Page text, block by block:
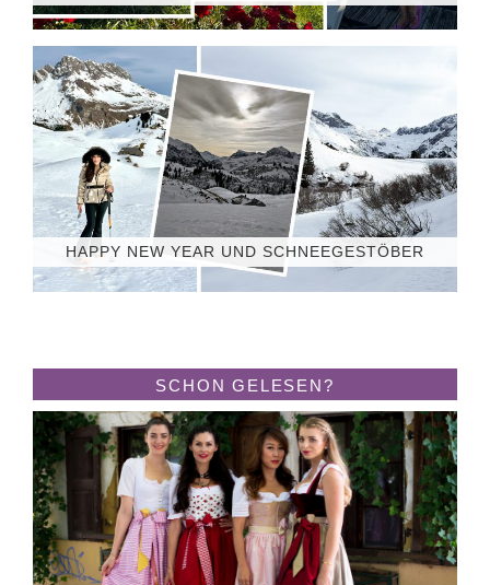
HAPPY NEW YEAR UND SCHNEEGESTÖBER
SCHON GELESEN?